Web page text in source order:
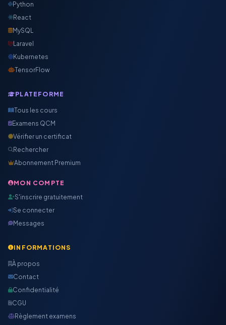
Python
React
MySQL
Laravel
Kubernetes
TensorFlow
PLATEFORME
Tous les cours
Examens QCM
Vérifier un certificat
Rechercher
Abonnement Premium
MON COMPTE
S'inscrire gratuitement
Se connecter
Messages
INFORMATIONS
À propos
Contact
Confidentialité
CGU
Règlement examens